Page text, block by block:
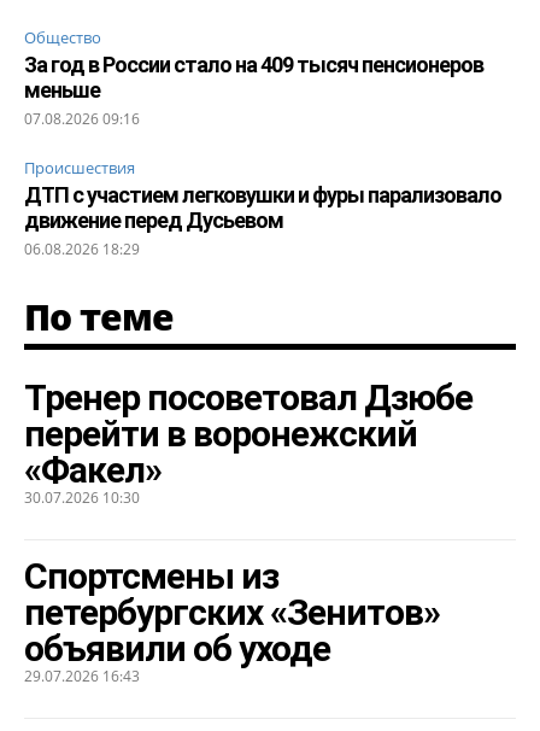
Общество
За год в России стало на 409 тысяч пенсионеров
меньше
07.08.2026 09:16
Происшествия
ДТП с участием легковушки и фуры парализовало
движение перед Дусьевом
06.08.2026 18:29
По теме
Тренер посоветовал Дзюбе
перейти в воронежский
«Факел»
30.07.2026 10:30
Спортсмены из
петербургских «Зенитов»
объявили об уходе
29.07.2026 16:43